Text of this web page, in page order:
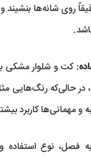
روی شانه‌ها بنشیند
: کت و شلوار مشکی
در حالی‌که رنگ‌هایی
مهمانی‌ها کاربرد
فصل، نوع استفاده